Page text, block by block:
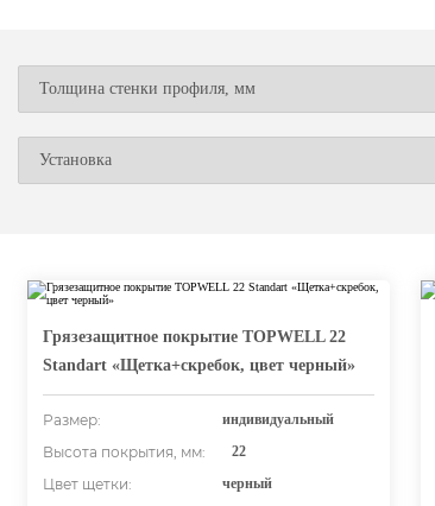
Грязезащитное покрытие TOPWELL 22
Standart «Щетка+скребок, цвет черный»
Размер: индивидуальный
Высота покрытия, мм: 22
Цвет щетки: черный